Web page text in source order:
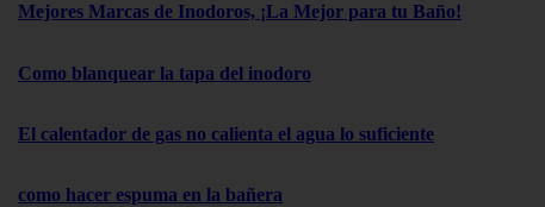
Mejores Marcas de Inodoros, ¡La Mejor para tu Baño!
Como blanquear la tapa del inodoro
El calentador de gas no calienta el agua lo suficiente
como hacer espuma en la bañera